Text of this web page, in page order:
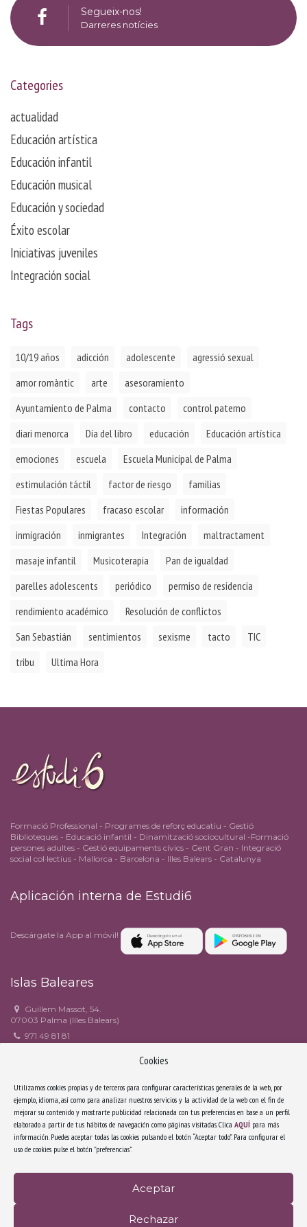
Cookies
Utilizamos cookies propias y de terceros para configurar características generales de la web, por
ejemplo, idioma, así como para analizar nuestros servicios y la actividad de la web con el fin de
mejorar su contenido y mostrarte publicidad relacionada con tus preferencias en base a un perfil
elaborado a partir de tus hábitos de navegación como páginas visitadas. Clica AQUÍ para más
información. Puedes aceptar todas las cookies pulsando el botón “Aceptar todo”. Para configurar el
uso de cookies pulse el botón "preferencias".
Aceptar
Rechazar
Segueix-nos!
Darreres notícies
Categories
actualidad
Educación artística
Educación infantil
Educación musical
Educación y sociedad
Éxito escolar
Iniciativas juveniles
Integración social
Tags
10/19 años adicción adolescente
agressió sexual
amor romàntic
arte
asesoramiento
Ayuntamiento de Palma
contacto
control paterno
diari menorca
Día del libro educación
Educación artística
emociones
escuela
Escuela Municipal de Palma
estimulación táctil
factor de riesgo
familias
Fiestas Populares
fracaso escolar
información
inmigración
inmigrantes Integración
maltractament
masaje infantil
Musicoterapia
Pan de igualdad
parelles adolescents
periódico
permiso de residencia
rendimiento académico
Resolución de conflictos
San Sebastián
sentimientos sexisme tacto
TIC
tribu
Ultima Hora
Formació Professional - Programes de reforç educatiu - Gestió
Biblioteques - Educació infantil - Dinamització sociocultural -Formació
persones adultes - Gestió equipaments cívics - Gent Gran - Integració
social col·lectius - Mallorca - Barcelona - Illes Balears - Catalunya
Aplicación interna de Estudi6
Descárgate la App al móvil!
Islas Baleares
Guillem Massot, 54.
07003 Palma (Illes Balears)
971 49 81 81
Facebook
Cataluña
Riera Sant Miquel, 3, 3r 4a.
08006 Barcelona (Catalunya)
932 171 638
secretariabcn@estudi6.com